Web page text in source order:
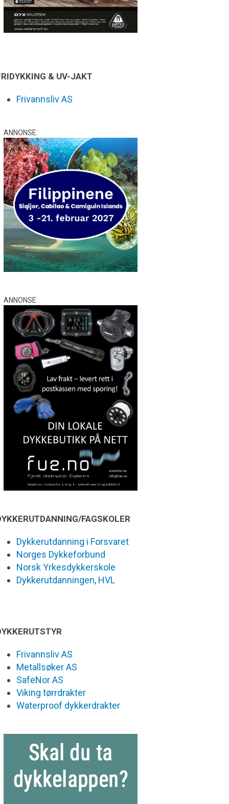
& UV-JAKT
Frivannsliv AS
ANNONSE:
ANNONSE:
FAGSKOLER
Dykkerutdanning i Forsvaret
Norges Dykkeforbund
Norsk Yrkesdykkerskole
Dykkerutdanningen, HVL
Frivannsliv AS
Metallsøker AS
SafeNor AS
Viking tørrdrakter
Waterproof dykkerdrakter